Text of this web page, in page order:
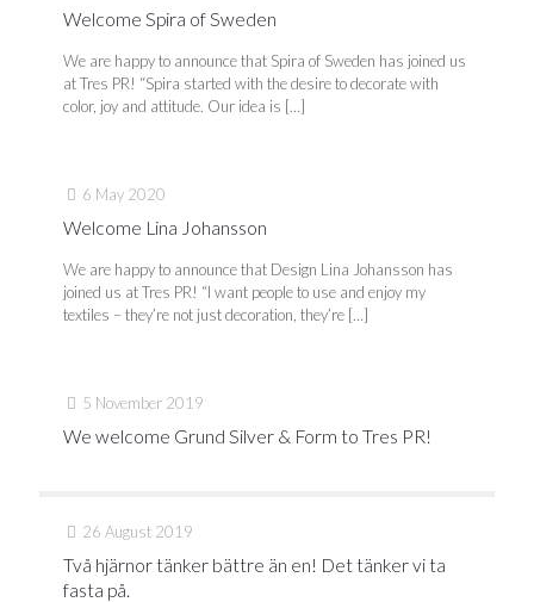
Welcome Spira of Sweden
We are happy to announce that Spira of Sweden has joined us
at Tres PR! “Spira started with the desire to decorate with
color, joy and attitude. Our idea is […]
6 May 2020
Welcome Lina Johansson
We are happy to announce that Design Lina Johansson has
joined us at Tres PR! “I want people to use and enjoy my
textiles – they’re not just decoration, they’re […]
5 November 2019
We welcome Grund Silver & Form to Tres PR!
26 August 2019
Två hjärnor tänker bättre än en! Det tänker vi ta
fasta på.